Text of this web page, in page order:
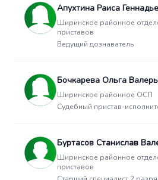
Апухтина Раиса
Ширинское районное
приставов
Ведущий дознаватель
Бочкарева Ольга
Ширинское районное ОСП
Судебный пристав-
Буртасов Станислав
Ширинское районное
приставов